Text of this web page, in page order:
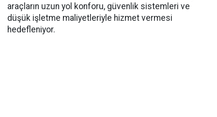
araçların uzun yol konforu, güvenlik sistemleri ve
düşük işletme maliyetleriyle hizmet vermesi
hedefleniyor.